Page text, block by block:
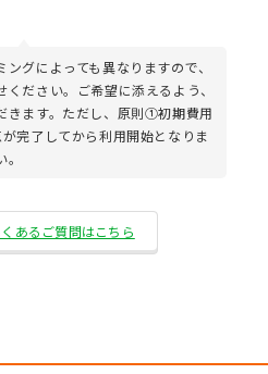
グによっても異なりますので、
ださい。ご希望に添えるよう、
きます。ただし、原則①初期費用
完了してから利用開始となりま
あるご質問はこちら